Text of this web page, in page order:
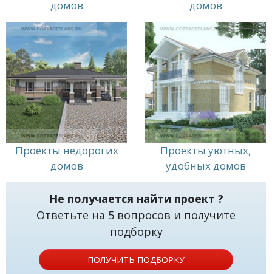
Вам в выборе и ответит на все интересующие
вопросы.
домов
домов
Проекты недорогих
домов
Проекты уютных,
удобных домов
Не получается найти проект ?
Ответьте на 5 вопросов и получите
подборку
ПОЛУЧИТЬ ПОДБОРКУ